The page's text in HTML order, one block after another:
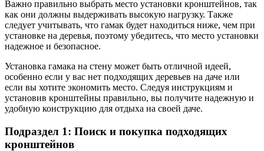
Важно правильно выбрать место установки кронштейнов, так
как они должны выдерживать высокую нагрузку. Также
следует учитывать, что гамак будет находиться ниже, чем при
установке на деревья, поэтому убедитесь, что место установки
надежное и безопасное.
Установка гамака на стену может быть отличной идеей,
особенно если у вас нет подходящих деревьев на даче или
если вы хотите экономить место. Следуя инструкциям и
установив кронштейны правильно, вы получите надежную и
удобную конструкцию для отдыха на своей даче.
Подраздел 1: Поиск и покупка подходящих
кронштейнов